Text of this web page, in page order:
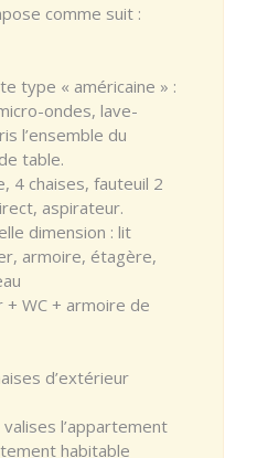
comme suit :
type « américaine » :
ondes, lave-
l’ensemble du
table.
4 chaises, fauteuil 2
aspirateur.
dimension : lit
armoire, étagère,
+ WC + armoire de
d’extérieur
l’appartement
habitable